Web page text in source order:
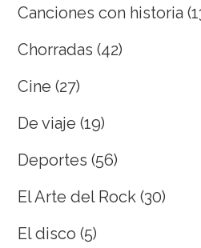
Canciones con historia
Chorradas (42)
Cine (27)
De viaje (19)
Deportes (56)
El Arte del Rock (30)
El disco (5)